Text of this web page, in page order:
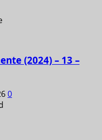
(2024) – 13 –
0